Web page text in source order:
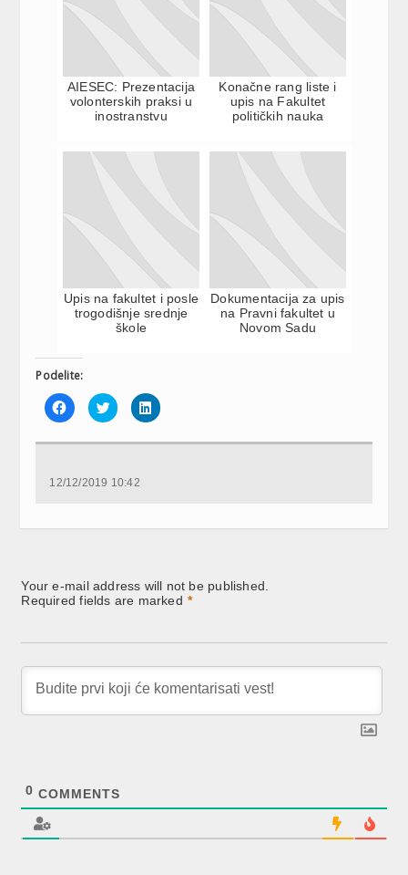
AIESEC: Prezentacija
volonterskih praksi u
inostranstvu
Konačne rang liste i
upis na Fakultet
političkih nauka
Upis na fakultet i posle
trogodišnje srednje
škole
Dokumentacija za upis
na Pravni fakultet u
Novom Sadu
Podelite:
Click
to
share
Facebook
new
Click
to
share
Twitter
new
Click
to
LinkedIn
12/12/2019 10:42
Your e-mail address will not be published.
Required fields are marked *
0 COMMENTS